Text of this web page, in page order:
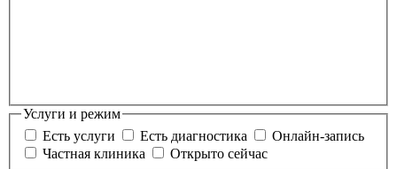
Услуги и режим
Есть услуги
Есть диагностика
Онлайн-запись
Частная клиника
Открыто сейчас